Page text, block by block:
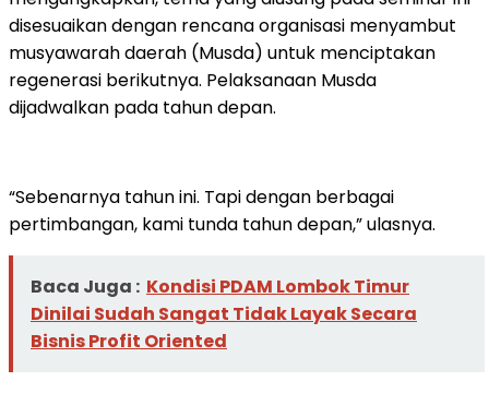
disesuaikan dengan rencana organisasi menyambut
musyawarah daerah (Musda) untuk menciptakan
regenerasi berikutnya. Pelaksanaan Musda
dijadwalkan pada tahun depan.
“Sebenarnya tahun ini. Tapi dengan berbagai
pertimbangan, kami tunda tahun depan,” ulasnya.
Baca Juga : Kondisi PDAM Lombok Timur
Dinilai Sudah Sangat Tidak Layak Secara
Bisnis Profit Oriented